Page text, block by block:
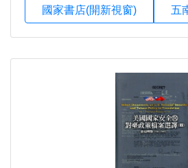
國家書店(開新視窗) 五